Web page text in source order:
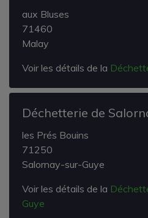
aux Bluses
71460
Malay
Voir les détails de la
Déchetterie de
les Prés Bouins
71250
Salornay-sur-Guye
Voir les détails de la
Guye